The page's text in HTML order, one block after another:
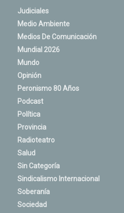
Judiciales
Medio Ambiente
Medios De Comunicación
Mundial 2026
Mundo
Opinión
Peronismo 80 Años
Podcast
Política
Provincia
Radioteatro
Salud
Sin Categoría
Sindicalismo Internacional
Soberanía
Sociedad